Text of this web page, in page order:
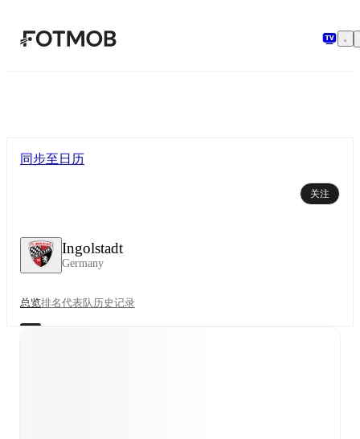
跳转到主要内容
Ingolstadt
Germany
同步至日历
关注
总览排名代表队历史记录